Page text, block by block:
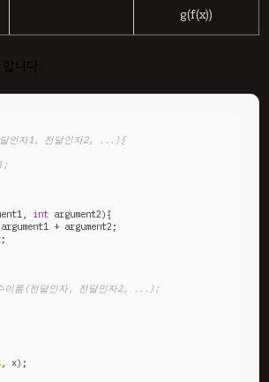
g(f(x))
니다.
달인자1, 전달인자2, ...){
;
int argument2){
+ argument2;
이름(전달인자, 전달인자2, ...);
, x);